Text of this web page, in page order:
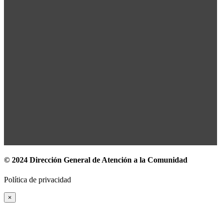
© 2024 Dirección General de Atención a la Comunidad
Política de privacidad
×